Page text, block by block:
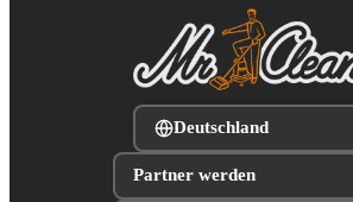
Deutschland
Partner werden